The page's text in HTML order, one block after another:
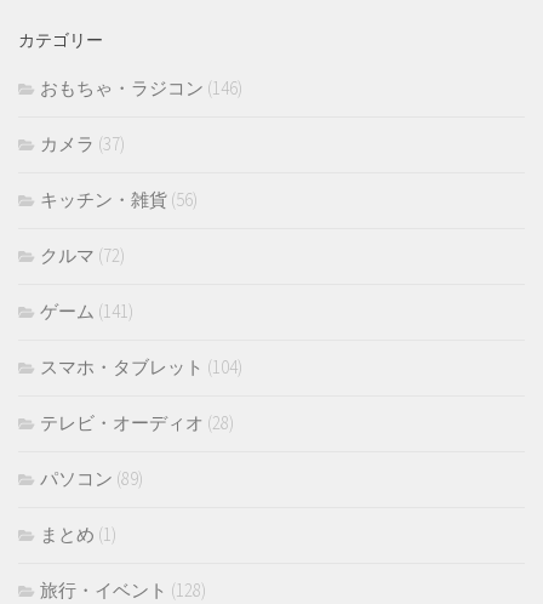
ブ
カテゴリー
おもちゃ・ラジコン (146)
カメラ (37)
キッチン・雑貨 (56)
クルマ (72)
ゲーム (141)
スマホ・タブレット (104)
テレビ・オーディオ (28)
パソコン (89)
まとめ (1)
旅行・イベント (128)